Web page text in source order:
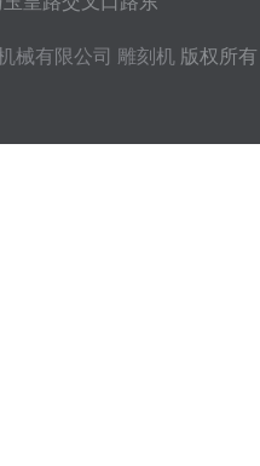
械有限公司 雕刻机 版权所有